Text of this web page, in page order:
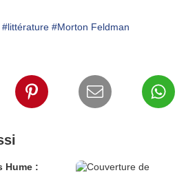
#littérature #Morton Feldman
Hume :